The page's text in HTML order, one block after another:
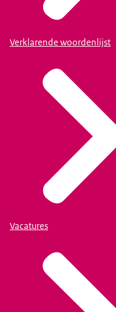
Verklarende woordenlijst
Vacatures